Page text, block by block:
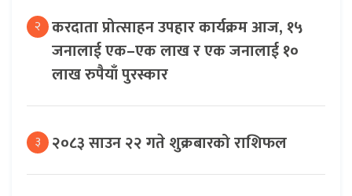
२ करदाता प्रोत्साहन उपहार कार्यक्रम आज, १५
जनालाई एक–एक लाख र एक जनालाई १०
लाख रुपैयाँ पुरस्कार
३ २०८३ साउन २२ गते शुक्रबारको राशिफल